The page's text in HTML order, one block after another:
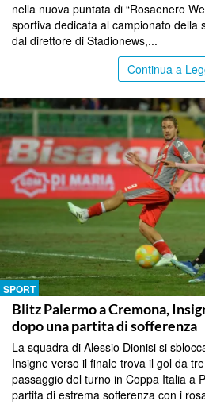
nella nuova puntata di “Rosaenero
sportiva dedicata al campionato della
dal direttore di Stadionews,...
Continua a
SPORT
Blitz Palermo a Cremona,
dopo una partita di sofferenza
La squadra di Alessio Dionisi si
Insigne verso il finale trova il gol da
passaggio del turno in Coppa Italia a
partita di estrema sofferenza con i